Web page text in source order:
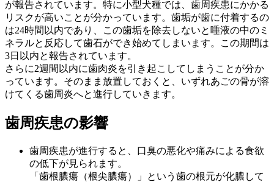
が報告されています。特に小型犬種では、⻭周疾患にかかる
リスクが高いことが分かっています。⻭垢が⻭に付着するの
は24時間以内であり、この⻭垢を除去しないと唾液の中のミ
ネラルと反応して⻭石ができ始めてしまいます。この期間は
3日以内と報告されています。
さらに2週間以内に⻭肉炎を引き起こしてしまうことが分か
っています。そのまま放置しておくと、いずれあごの骨が溶
けてくる⻭周炎へと進行していきます。
⻭周疾患の影響
歯周疾患が進行すると、口臭の悪化や痛みによる食欲
の低下が見られます。
「歯根膿瘍（根尖膿瘍）」という歯の根元が化膿して